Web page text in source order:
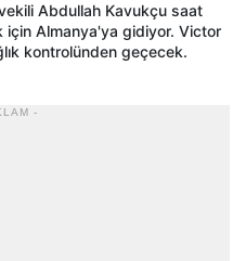
Abdullah Kavukçu saat
için Almanya'ya gidiyor. Victor
kontrolünden geçecek.
-